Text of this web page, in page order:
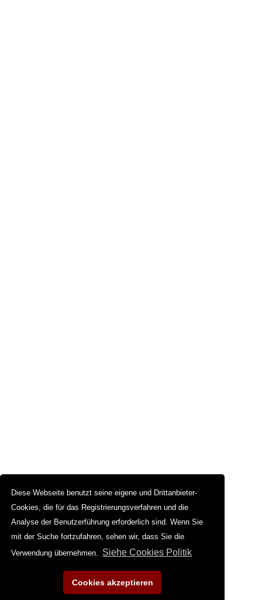
Diese Webseite benutzt seine eigene und Drittanbieter-
Cookies, die für das Registrierungsverfahren und die
Analyse der Benutzerführung erforderlich sind. Wenn Sie
mit der Suche fortzufahren, sehen wir, dass Sie die
Verwendung übernehmen. Siehe Cookies Politik
Cookies akzeptieren